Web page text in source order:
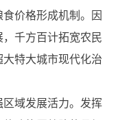
价格形成机制。因
千方百计拓宽农民
特大城市现代化治
域发展活力。发挥